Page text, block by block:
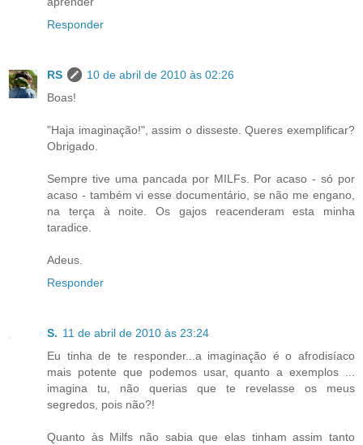
Responder
RS
10 de abril de 2010 às 02:26
Boas!
"Haja imaginação!", assim o disseste. Queres exemplificar?
Obrigado.
Sempre tive uma pancada por MILFs. Por acaso - só por
acaso - também vi esse documentário, se não me engano,
na terça à noite. Os gajos reacenderam esta minha
taradice.
Adeus.
Responder
S. 11 de abril de 2010 às 23:24
Eu tinha de te responder...a imaginação é o afrodisíaco
mais potente que podemos usar, quanto a exemplos ...
imagina tu, não querias que te revelasse os meus
segredos, pois não?!
Quanto às Milfs não sabia que elas tinham assim tanto